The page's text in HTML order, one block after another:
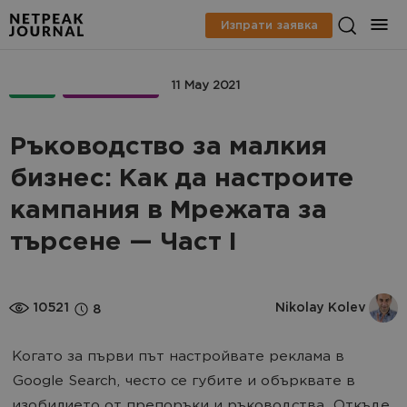
Изпрати заявка
11 May 2021
Ръководство за малкия
бизнес: Как да настроите
кампания в Мрежата за
търсене — Част I
10521 8 Nikolay Kolev
Когато за първи път настройвате реклама в
Google Search, често се губите и обърквате в